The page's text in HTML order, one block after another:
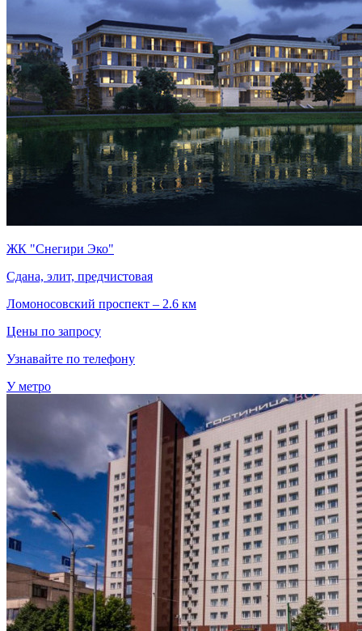
ЖК "Снегири Эко"
Сдана, элит, предчистовая
Ломоносовский проспект – 2.6 км
Цены по запросу
Узнавайте по телефону
У метро